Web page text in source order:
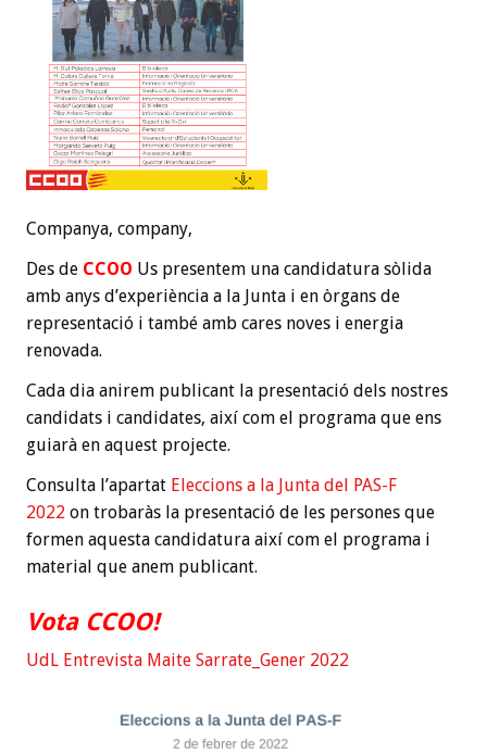
Companya, company,
Des de CCOO Us presentem una candidatura sòlida
amb anys d’experiència a la Junta i en òrgans de
representació i també amb cares noves i energia
renovada.
Cada dia anirem publicant la presentació dels nostres
candidats i candidates, així com el programa que ens
guiarà en aquest projecte.
Consulta l’apartat Eleccions a la Junta del PAS-F
2022 on trobaràs la presentació de les persones que
formen aquesta candidatura així com el programa i
material que anem publicant.
Vota CCOO!
UdL Entrevista Maite Sarrate_Gener 2022